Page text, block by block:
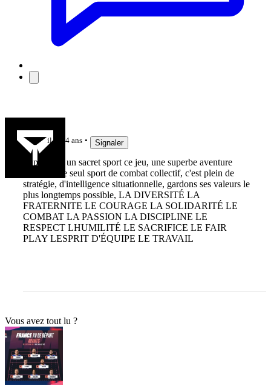
il y a 4 ans Signaler
Super c'est un sacret sport ce jeu, une superbe aventure
humaine, le seul sport de combat collectif, c'est plein de
stratégie, d'intelligence situationnelle, gardons ses valeurs le
plus longtemps possible, LA DIVERSITÉ LA
FRATERNITE LE COURAGE LA SOLIDARITÉ LE
COMBAT LA PASSION LA DISCIPLINE LE
RESPECT LHUMILITÉ LE SACRIFICE LE FAIR
PLAY LESPRIT D'ÉQUIPE LE TRAVAIL
Vous avez tout lu ?